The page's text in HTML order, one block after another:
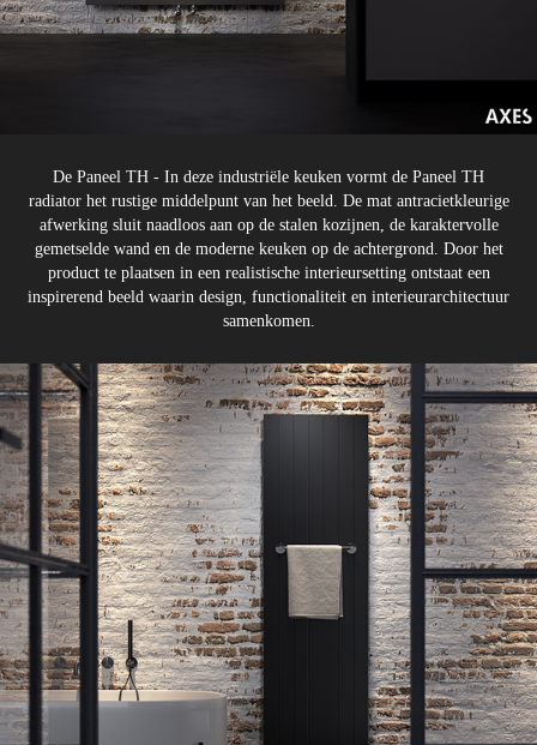
De Paneel TH - In deze industriële keuken vormt de Paneel TH
radiator het rustige middelpunt van het beeld. De mat antracietkleurige
afwerking sluit naadloos aan op de stalen kozijnen, de karaktervolle
gemetselde wand en de moderne keuken op de achtergrond. Door het
product te plaatsen in een realistische interieursetting ontstaat een
inspirerend beeld waarin design, functionaliteit en interieurarchitectuur
samenkomen.